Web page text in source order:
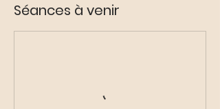
Séances à venir